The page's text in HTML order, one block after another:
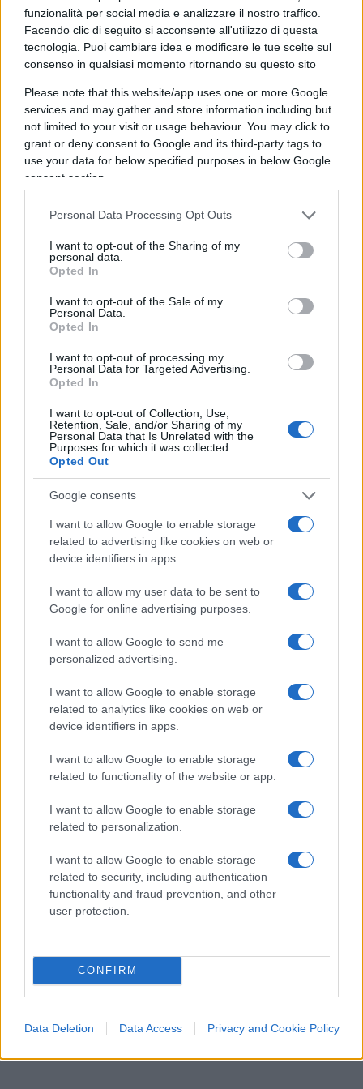
funzionalità per social media e analizzare il nostro traffico.
Facendo clic di seguito si acconsente all'utilizzo di questa
tecnologia. Puoi cambiare idea e modificare le tue scelte sul
consenso in qualsiasi momento ritornando su questo sito
Please note that this website/app uses one or more Google
services and may gather and store information including but
not limited to your visit or usage behaviour. You may click to
grant or deny consent to Google and its third-party tags to
use your data for below specified purposes in below Google
consent section.
Personal Data Processing Opt Outs
I want to opt-out of the Sharing of my
personal data.
Opted In
I want to opt-out of the Sale of my
Personal Data.
Opted In
I want to opt-out of processing my
Personal Data for Targeted Advertising.
Opted In
I want to opt-out of Collection, Use,
Retention, Sale, and/or Sharing of my
Personal Data that Is Unrelated with the
Purposes for which it was collected.
Opted Out
Google consents
I want to allow Google to enable storage
related to advertising like cookies on web or
device identifiers in apps.
I want to allow my user data to be sent to
Google for online advertising purposes.
I want to allow Google to send me
personalized advertising.
I want to allow Google to enable storage
related to analytics like cookies on web or
device identifiers in apps.
I want to allow Google to enable storage
related to functionality of the website or app.
I want to allow Google to enable storage
related to personalization.
I want to allow Google to enable storage
related to security, including authentication
functionality and fraud prevention, and other
user protection.
CONFIRM
Data Deletion Data Access Privacy and Cookie Policy
Benché la nuova perizia abbia dunque
scongiurato con tutta probabilità la presenza del
DNA del killer, certamente non giustifica il
nessun caso il modus operandi degli inquirenti
sulla scena del crimine e in laboratorio. Sin dalle
prime ore successive al delitto, le forze dell’ordine
dimostrarono un livello di incapacità procedurale
sconcertante. Venticinque persone entrarono
compromettendo irrimediabilmente la scena del
crimine.Nessuno pensò di isolare l’ambiente
alcuni periti prelevarono le prove addirittura
cancellando col sangue della vittima potenziali
impronte, mentre un gatto domestico fu libero di
circolare tra gli oggetti. Le scarpe di Stasivennero
sequestrate due giorni dopo, rendendo le analisi
Leggi anche:
La domanda decisiva su Garlasco
Garlasco, la pista mai battuta: e se il colpevole
fosse tra chi indagava?
Il caso Garlasco è oggi il simbolo di un fallimento
giudiziario e investigativo devastante. Il fatto che,
nel 2025, si parli ancora di “Ignoto 3” dopo quasi
verità ha disperso, oscurato e alterato prove
decisive. E soprattutto, un’eventuale, ennesima,
contaminazione non sarebbe una notizia da
riferire en passant, quasi a legittimare l’esito
processuale, ma un’ulteriore macchia atta a
delineare un iter di indagine apocalittico.
La scientifica, anziché seguire protocolli rigorosi,
ha utilizzato strumenti inadeguati, agito senza
alcuna cautela e consentito un livello di
approssimazione incompatibile con un’indagine.
sappiamo se Stasi sia davvero colpevole, se ci sia
un colpevole mai indagato, o se la verità sia ormai
Stato su tutta la linea.